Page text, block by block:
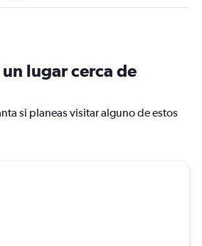
un lugar cerca de
si planeas visitar alguno de estos